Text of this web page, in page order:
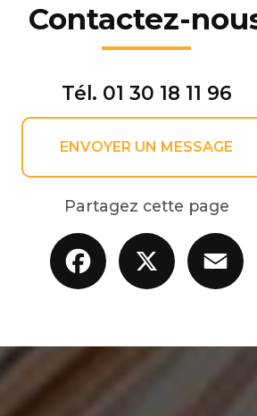
Contactez-
Tél. 01 30 18 11 96
ENVOYER UN MESSAGE
Partagez cette page
Facebook